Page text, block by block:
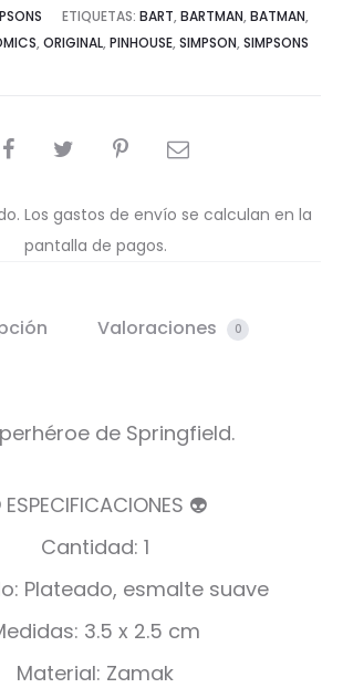
ETIQUETAS: BART, BARTMAN, BATMAN,
, ORIGINAL, PINHOUSE, SIMPSON, SIMPSONS
COMPARTIR
Los gastos de envío se calculan en la
pantalla de pagos.
Valoraciones 0
de Springfield.
ESPECIFICACIONES 👽
Cantidad: 1
Plateado, esmalte suave
3.5 x 2.5 cm
Material: Zamak